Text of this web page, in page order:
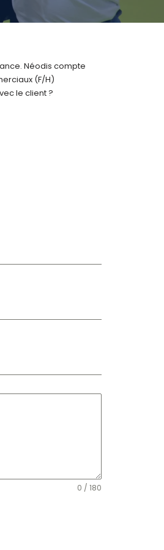
Néodis compte
(F/H)
le client ?
0 / 180